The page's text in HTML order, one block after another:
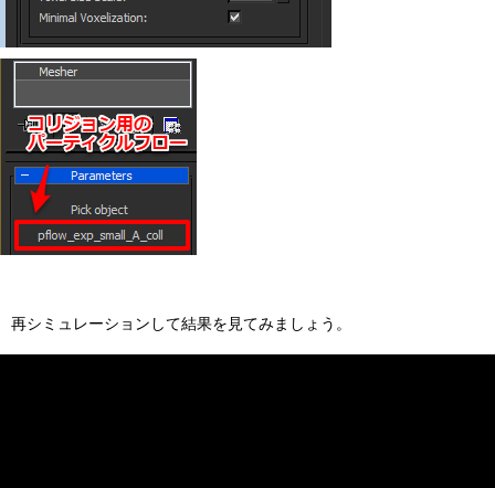
再シミュレーションして結果を見てみましょう。